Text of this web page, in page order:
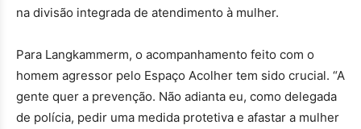
na divisão integrada de atendimento à mulher.
Para Langkammerm, o acompanhamento feito com o
homem agressor pelo Espaço Acolher tem sido crucial. “A
gente quer a prevenção. Não adianta eu, como delegada
de polícia, pedir uma medida protetiva e afastar a mulher